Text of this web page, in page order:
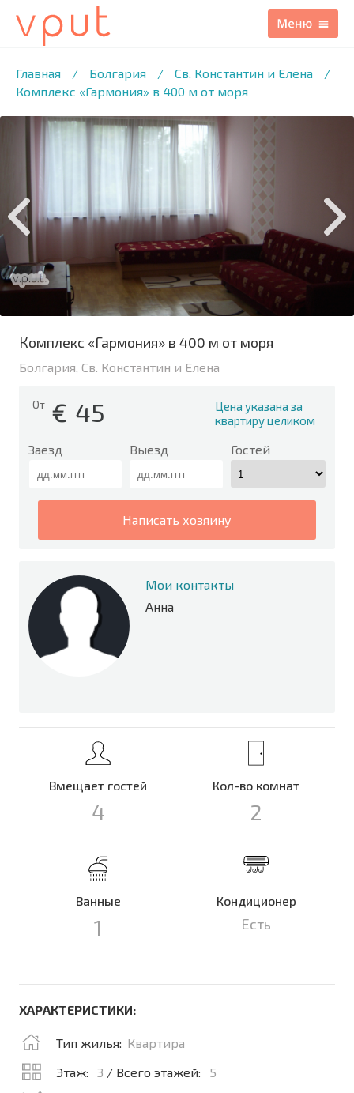
Главная / Болгария / Св. Константин и Елена
/
Комплекс «Гармония» в 400 м от моря
/11 ФОТО
Комплекс «Гармония» в 400 м от моря
Болгария, Св. Константин и Елена
От € 45
Цена указана за
квартиру целиком
Заезд Выезд Гостей
написать хозяину
Мои контакты
Анна
Вмещает гостей
4
Кол-во комнат
2
Ванные
1
Кондиционер
Есть
ХАРАКТЕРИСТИКИ:
Тип жилья: Квартира
Этаж:
3 / Всего этажей:
5